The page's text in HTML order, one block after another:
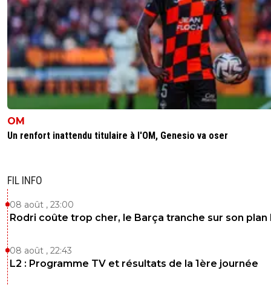
OM
Un renfort inattendu titulaire à l'OM, Genesio va oser
FIL INFO
08 août , 23:00
Rodri coûte trop cher, le Barça tranche sur son plan
08 août , 22:43
L2 : Programme TV et résultats de la 1ère journée